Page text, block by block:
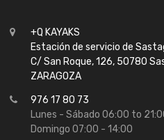
+Q KAYAKS
Estación de servicio de
C/ San Roque, 126, 50780
ZARAGOZA
976 17 80 73
Lunes - Sábado 06:00 to
Domingo 07:00 - 14:00